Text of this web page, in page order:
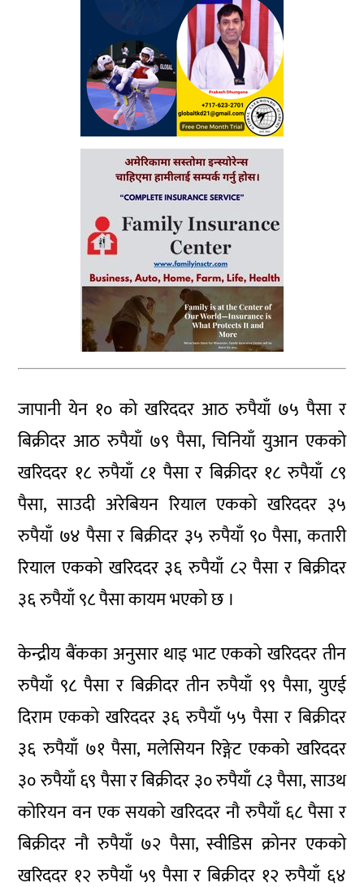
जापानी येन १० को खरिददर आठ रुपैयाँ ७५ पैसा र
बिक्रीदर आठ रुपैयाँ ७९ पैसा, चिनियाँ युआन एकको
खरिददर १८ रुपैयाँ ८१ पैसा र बिक्रीदर १८ रुपैयाँ ८९
पैसा, साउदी अरेबियन रियाल एकको खरिददर ३५
रुपैयाँ ७४ पैसा र बिक्रीदर ३५ रुपैयाँ ९० पैसा, कतारी
रियाल एकको खरिददर ३६ रुपैयाँ ८२ पैसा र बिक्रीदर
३६ रुपैयाँ ९८ पैसा कायम भएको छ ।
केन्द्रीय बैंकका अनुसार थाइ भाट एकको खरिददर तीन
रुपैयाँ ९८ पैसा र बिक्रीदर तीन रुपैयाँ ९९ पैसा, युएई
दिराम एकको खरिददर ३६ रुपैयाँ ५५ पैसा र बिक्रीदर
३६ रुपैयाँ ७१ पैसा, मलेसियन रिङ्गेट एकको खरिददर
३० रुपैयाँ ६९ पैसा र बिक्रीदर ३० रुपैयाँ ८३ पैसा, साउथ
कोरियन वन एक सयको खरिददर नौ रुपैयाँ ६८ पैसा र
बिक्रीदर नौ रुपैयाँ ७२ पैसा, स्वीडिस क्रोनर एकको
खरिददर १२ रुपैयाँ ५९ पैसा र बिक्रीदर १२ रुपैयाँ ६४